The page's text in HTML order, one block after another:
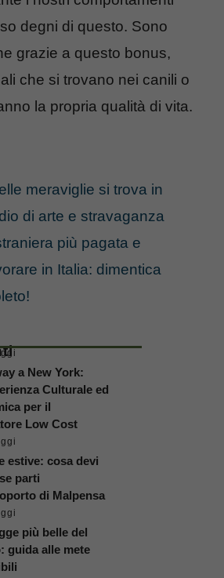
degni di questo. Sono
grazie a questo bonus,
che si trovano nei canili o
la propria qualità di vita.
meraviglie si trova in
di arte e stravaganza
più pagata e
in Italia: dimentica
a New York:
Culturale ed
per il
Low Cost
estive: cosa devi
parti
di Malpensa
più belle del
guida alle mete